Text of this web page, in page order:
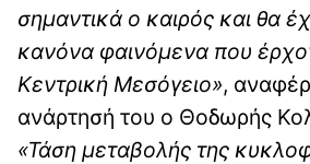
σημαντικά ο καιρός και θα
κανόνα φαινόμενα που
Κεντρική Μεσόγειο»,
ανάρτησή του ο Θοδωρής
«Τάση μεταβολής της